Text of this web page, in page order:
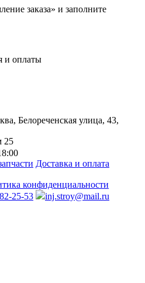
заказа» и заполните
и оплаты
Белореченская улица, 43,
25
Доставка и оплата
конфиденциальности
25-53 inj.stroy@mail.ru